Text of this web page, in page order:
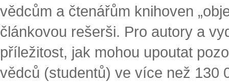
vědcům a čtenářům knihoven
článkovou rešerši. Pro autory a
příležitost, jak mohou upoutat
vědců (studentů) ve více než 130